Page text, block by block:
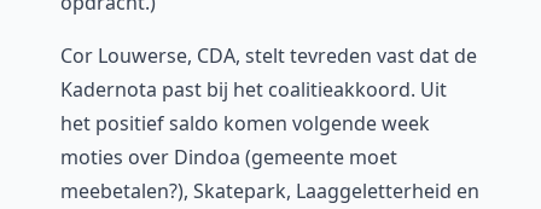
Cor Louwerse, CDA, stelt tevreden vast dat de
Kadernota past bij het coalitieakkoord. Uit
het positief saldo komen volgende week
moties over Dindoa (gemeente moet
meebetalen?), Skatepark, Laaggeletterheid en